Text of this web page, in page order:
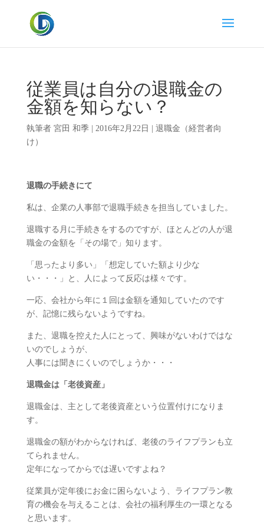
従業員は自分の退職金の
金額を知らない？
執筆者 宮田 和季| 2016年2月22日
退職金（経営者向
け）
退職の手続きにて
私は、企業の人事部で退職手続きを担当していました。
退職する月に手続きをするのですが、ほとんどの人が退
職金の金額を「その場で」知ります。
「思ったより多い」「想定していた額より少な
い・・・」と、人によって反応は様々です。
一応、会社から年に１回は金額を通知していたのです
が、記憶に残らないようですね。
また、退職を控えた人にとって、興味がないわけではな
いのでしょうが、
人事には聞きにくいのでしょうか・・・
退職金は「老後資産」
退職金は、主として老後資産という位置付けになりま
す。
退職金の額がわからなければ、老後のライフプランも立
てられません。
定年になってからでは遅いですよね？
従業員が定年後にお金に困らないよう、ライフプラン教
育の機会を与えることは、会社の福利厚生の一環となる
と思います。